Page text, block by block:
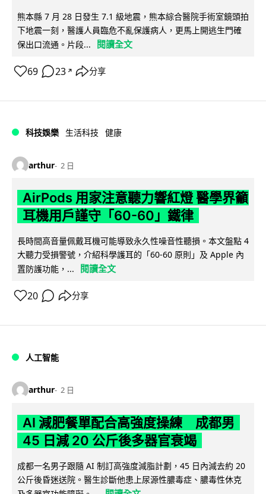
熊本縣 7 月 28 日發生 7.1 級地震，熊本綜合醫院手術室鏡頭拍
下地震一刻，醫護人員臨危不亂保護病人，更馬上開逃生門確
保出口流通。片段...
閱讀全文
69 23 ↗ 分享
科技娛樂 生活科技 健康
arthur 2 日
AirPods 用家注意聽力響紅燈 醫學界籲
耳機用戶謹守「60-60」鐵律
長時間高音量佩戴耳機可能導致永久性噪音性聽損。本文盤點 4
大聽力受損警號，介紹科學護耳的「60-60 原則」及 Apple 內
置防護功能，...
閱讀全文
20 分享
人工智能
arthur 2 日
AI 減肥餐單配合高強度操練 成都男
45 日減 20 公斤後多器官衰竭
成都一名男子跟隨 AI 制訂高強度減脂計劃，45 日內減去約 20
公斤後昏迷送院。醫生診斷他患上尿源性膿毒症、膿毒性休克